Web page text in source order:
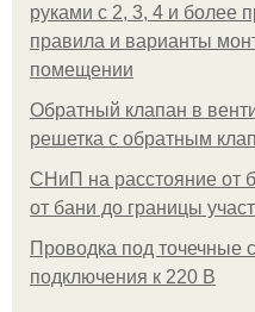
руками с 2, 3, 4 и более
правила и варианты
помещении
Обратный клапан в
решетка с обратным
СНиП на расстояние от
от бани до границы
Проводка под точечные
подключения к 220 В